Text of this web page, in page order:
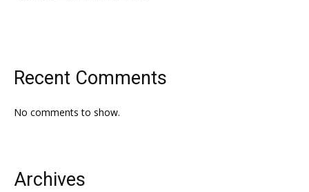
Recent Comments
No comments to show.
Archives